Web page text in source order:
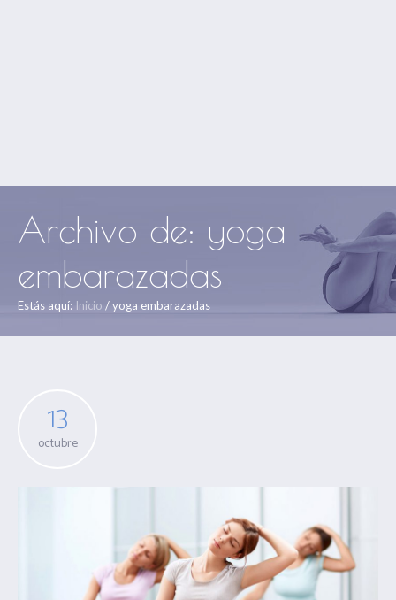
Archivo de: yoga
embarazadas
Estás aquí: Inicio /yoga embarazadas
13
octubre